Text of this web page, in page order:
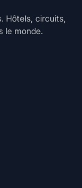
Hôtels, circuits,
le monde.